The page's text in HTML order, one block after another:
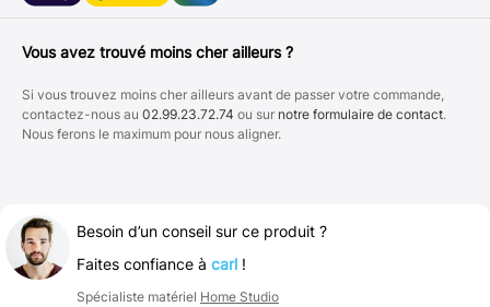
Vous avez trouvé moins cher ailleurs ?
Si vous trouvez moins cher ailleurs avant de passer votre commande,
contactez-nous au 02.99.23.72.74 ou sur notre formulaire de contact.
Nous ferons le maximum pour nous aligner.
Besoin d’un conseil sur ce produit ?
Faites confiance à carl !
Spécialiste matériel Home Studio